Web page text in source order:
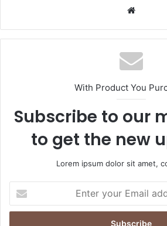
te
With Product You
Subscribe to our
to get the new
Lorem ipsum dolor sit amet,
t